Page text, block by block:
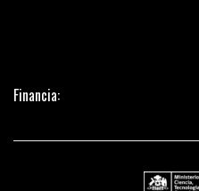
Financia: